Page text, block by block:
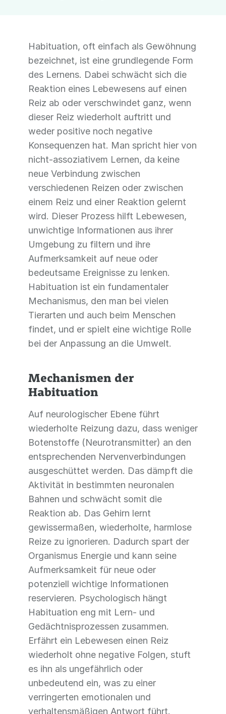
Habituation, oft einfach als Gewöhnung
bezeichnet, ist eine grundlegende Form
des Lernens. Dabei schwächt sich die
Reaktion eines Lebewesens auf einen
Reiz ab oder verschwindet ganz, wenn
dieser Reiz wiederholt auftritt und
weder positive noch negative
Konsequenzen hat. Man spricht hier von
nicht-assoziativem Lernen, da keine
neue Verbindung zwischen
verschiedenen Reizen oder zwischen
einem Reiz und einer Reaktion gelernt
wird. Dieser Prozess hilft Lebewesen,
unwichtige Informationen aus ihrer
Umgebung zu filtern und ihre
Aufmerksamkeit auf neue oder
bedeutsame Ereignisse zu lenken.
Habituation ist ein fundamentaler
Mechanismus, den man bei vielen
Tierarten und auch beim Menschen
findet, und er spielt eine wichtige Rolle
bei der Anpassung an die Umwelt.
Mechanismen der
Habituation
Auf neurologischer Ebene führt
wiederholte Reizung dazu, dass weniger
Botenstoffe (Neurotransmitter) an den
entsprechenden Nervenverbindungen
ausgeschüttet werden. Das dämpft die
Aktivität in bestimmten neuronalen
Bahnen und schwächt somit die
Reaktion ab. Das Gehirn lernt
gewissermaßen, wiederholte, harmlose
Reize zu ignorieren. Dadurch spart der
Organismus Energie und kann seine
Aufmerksamkeit für neue oder
potenziell wichtige Informationen
reservieren. Psychologisch hängt
Habituation eng mit Lern- und
Gedächtnisprozessen zusammen.
Erfährt ein Lebewesen einen Reiz
wiederholt ohne negative Folgen, stuft
es ihn als ungefährlich oder
unbedeutend ein, was zu einer
verringerten emotionalen und
verhaltensmäßigen Antwort führt.